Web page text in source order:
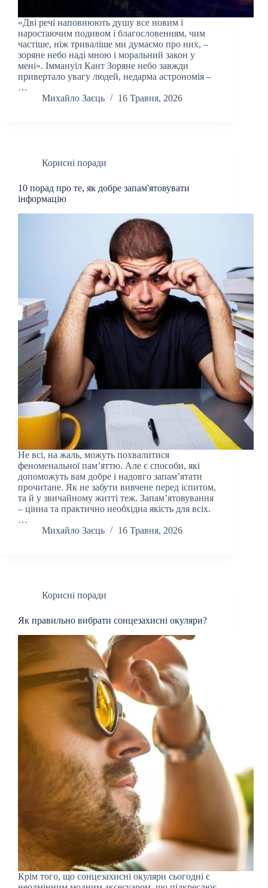
«Дві речі наповнюють душу все новим і
наростаючим подивом і благословенням, чим
частіше, ніж триваліше ми думаємо про них, –
зоряне небо наді мною і моральний закон у
мені». Іммануїл Кант Зоряне небо завжди
привертало увагу людей, недарма астрономія –
…
Михайло Заєць
16 Травня, 2026
Корисні поради
10 порад про те, як добре запам'ятовувати
інформацію
Не всі, на жаль, можуть похвалитися
феноменальної пам’яттю. Але є способи, які
допоможуть вам добре і надовго запам’ятати
прочитане. Як не забути вивчене перед іспитом,
та й у звичайному житті теж. Запам’ятовування
– цінна та практично необхідна якість для всіх.
…
Михайло Заєць
16 Травня, 2026
Корисні поради
Як правильно вибрати сонцезахисні окуляри?
Крім того, що сонцезахисні окуляри сьогодні є